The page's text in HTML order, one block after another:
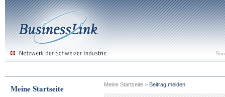
Meine Startseite
Meine Startseite > Beitrag melden